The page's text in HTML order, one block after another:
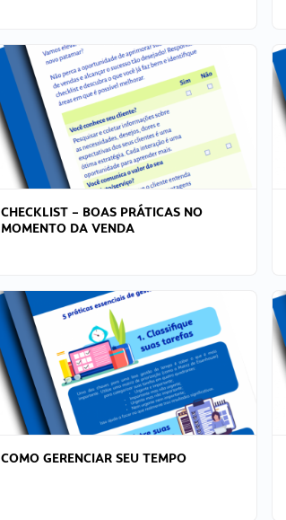
CHECKLIST – BOAS PRÁTICAS NO
MOMENTO DA VENDA
COMO GERENCIAR SEU TEMPO